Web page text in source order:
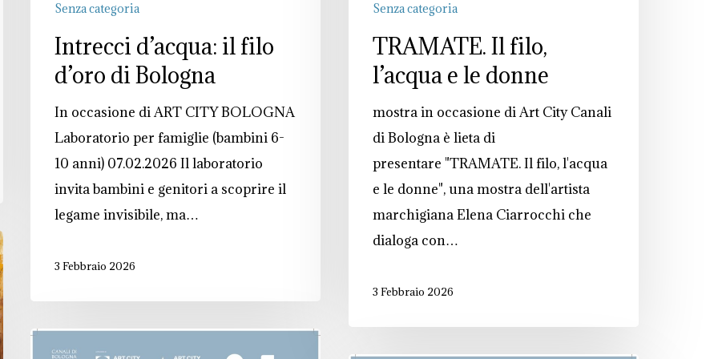
Senza categoria
Intrecci d’acqua: il filo
d’oro di Bologna
In occasione di ART CITY BOLOGNA
Laboratorio per famiglie (bambini 6-
10 anni) 07.02.2026 Il laboratorio
invita bambini e genitori a scoprire il
legame invisibile, ma…
3 Febbraio 2026
Senza categoria
TRAMATE. Il filo,
l’acqua e le donne
mostra in occasione di Art City Canali
di Bologna è lieta di
presentare "TRAMATE. Il filo, l'acqua
e le donne", una mostra dell'artista
marchigiana Elena Ciarrocchi che
dialoga con…
3 Febbraio 2026
White